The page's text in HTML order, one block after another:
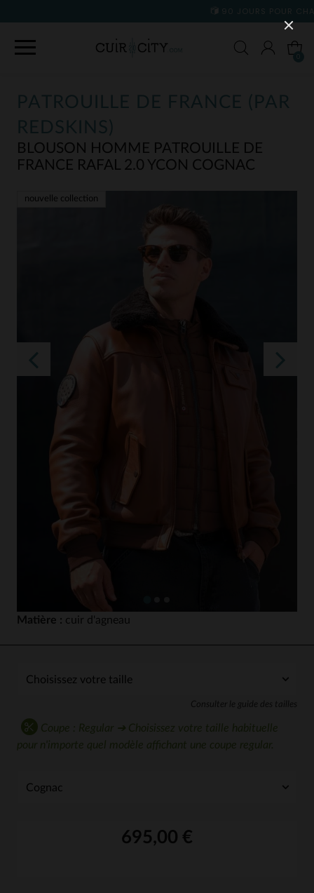
90 JOURS POUR CHANGER D'AVIS
PATROUILLE DE FRANCE (PAR
REDSKINS)
BLOUSON HOMME PATROUILLE DE
FRANCE RAFAL 2.0 YCON COGNAC
nouvelle collection
Matière : cuir d'agneau
Consulter le guide des tailles
Coupe : Regular ➔ Choisissez votre taille habituelle
pour n'importe quel modèle affichant une coupe regular.
695,00 €